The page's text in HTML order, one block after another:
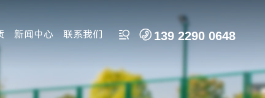
新闻中心 联系我们   139 2290 0648